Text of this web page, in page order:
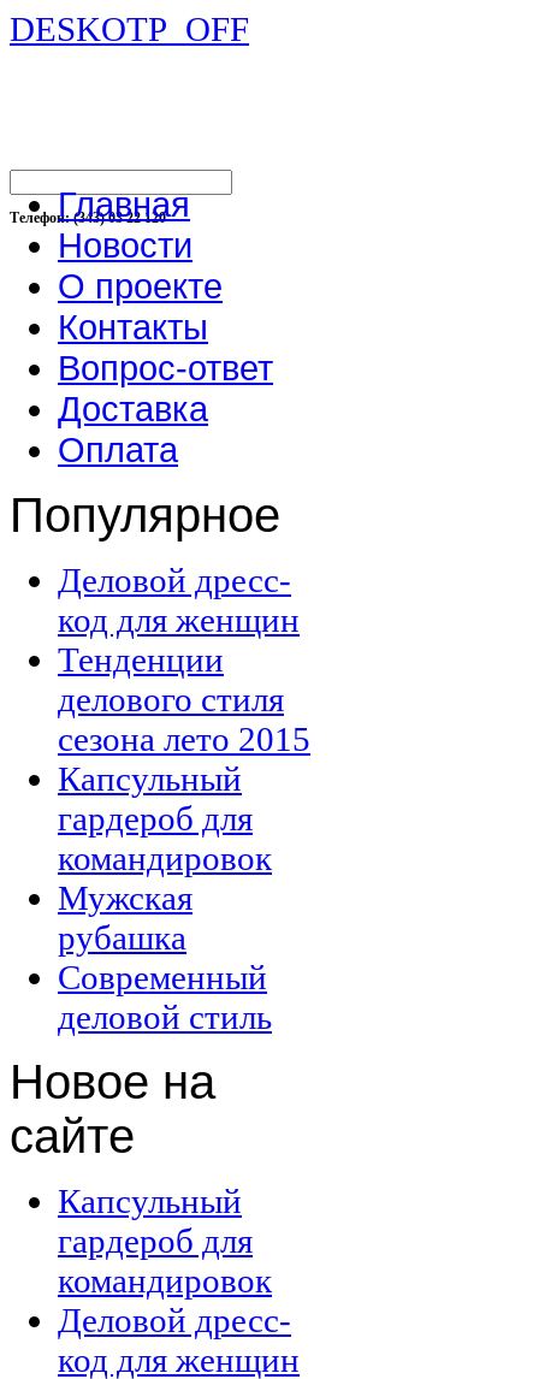
DESKOTP_OFF
Телефон: (343) 03 22 120
Главная
Новости
О проекте
Контакты
Вопрос-ответ
Доставка
Оплата
Популярное
Деловой дресс-
код для женщин
Тенденции
делового стиля
сезона лето 2015
Капсульный
гардероб для
командировок
Мужская
рубашка
Современный
деловой стиль
Новое на
сайте
Капсульный
гардероб для
командировок
Деловой дресс-
код для женщин